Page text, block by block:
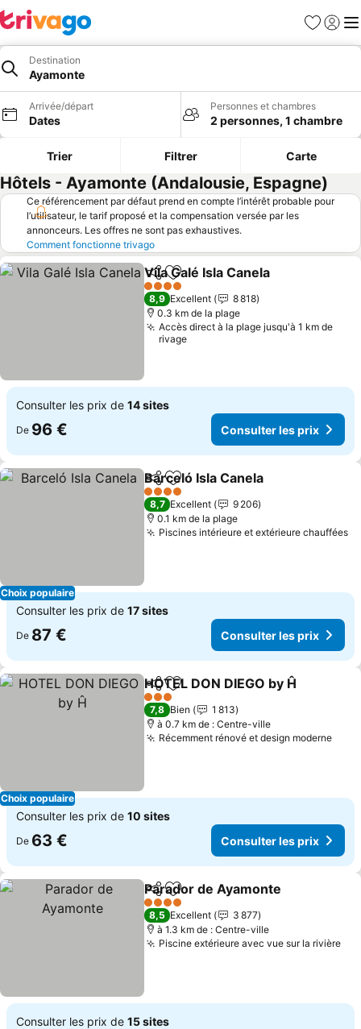
Favoris
Se
Destination
Ayamonte
Arrivée/départ
Dates
Personnes et chambres
2 personnes, 1 chambre
Trier Filtrer Carte
Hôtels - Ayamonte (Andalousie, Espagne)
Ce référencement par défaut prend en compte l’intérêt probable pour
l’utilisateur, le tarif proposé et la compensation versée par les
annonceurs. Les offres ne sont pas exhaustives.
Comment fonctionne trivago
PartagerAjouter à mes favoris
Vila Galé Isla Canela
4 Étoiles
8,9 Excellent
8 818
0.3 km de la plage
Accès direct à la plage jusqu'à 1 km de
rivage
Consulter les prix de 14 sites
De 96 € Consulter les prix
Choix populaire
PartagerAjouter à mes favoris
Barceló Isla Canela
4 Étoiles
8,7 Excellent
9 206
0.1 km de la plage
Piscines intérieure et extérieure chauffées
Consulter les prix de 17 sites
De 87 € Consulter les prix
Choix populaire
PartagerAjouter à mes favoris
HOTEL DON DIEGO by Ĥ
3 Étoiles
7,8 Bien
1 813
à 0.7 km de : Centre-ville
Récemment rénové et design moderne
Consulter les prix de 10 sites
De 63 € Consulter les prix
PartagerAjouter à mes favoris
Parador de Ayamonte
4 Étoiles
8,5 Excellent
3 877
à 1.3 km de : Centre-ville
Piscine extérieure avec vue sur la rivière
Consulter les prix de 15 sites